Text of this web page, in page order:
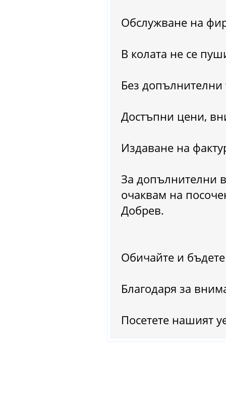
Обслужване на
В колата не се
Без допълнителни
Достъпни цени,
Издаване на
За допълнителни
очаквам на
Добрев.
Обичайте и
Благодаря за
Посетете нашият